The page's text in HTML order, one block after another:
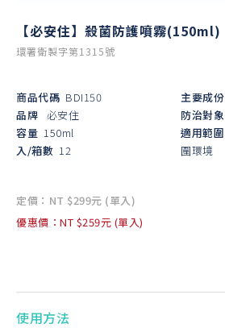
【必安住】殺菌防護噴霧(150ml)
環署衛製字第1315號
商品代碼 BDI150
品牌 必安住
容量 150ml
入/箱數 12
主要成份
防治對象
適用範圍
圍環境
定價：NT $299元 (單入)
優惠價：NT $259元 (單入)
使用方法